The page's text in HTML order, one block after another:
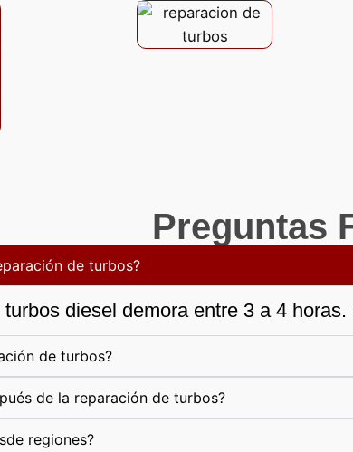
Preguntas
de turbos?
diesel demora entre 3 a 4
de turbos?
de la reparación de turbos?
regiones?